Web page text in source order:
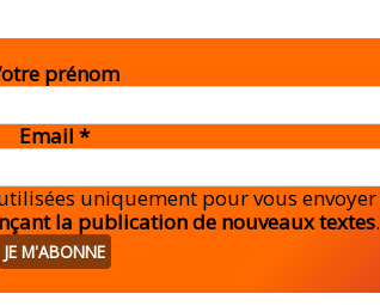
prénom
Email *
uniquement pour vous envoyer
la publication de nouveaux textes.